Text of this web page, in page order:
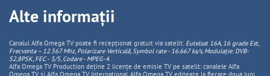
Alte informații
Canalul Alfa Omega TV poate fi recepționat gratuit via satelit: Eutelsat 16A, 16 grade Est,
Frecventa – 12.567 Mhz, PolarizareVerticală, Symbol rate - 16.667 ks/s, Modulație: DVB-
S2,8PSK, FEC - 3/5, Codare - MPEG-4.
Alfa Omega TV Production deține 2 licențe de emisie TV pe satelit: canalele Alfa
Omega TV și Alfa Omega TV Internațional. Alfa Omega TV editeaza, la fiecare doua luni,